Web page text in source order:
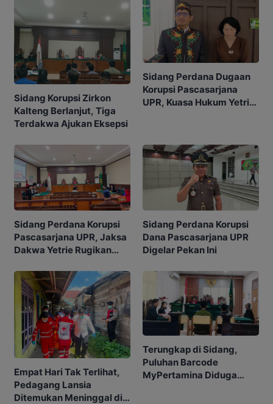
Sidang Korupsi Zirkon
Kalteng Berlanjut, Tiga
Terdakwa Ajukan Eksepsi
Sidang Perdana Dugaan
Korupsi Pascasarjana
UPR, Kuasa Hukum Yetrie
Sidang Perdana Korupsi
Pascasarjana UPR, Jaksa
Dakwa Yetrie Rugikan
Sidang Perdana Korupsi
Dana Pascasarjana UPR
Digelar Pekan Ini
Empat Hari Tak Terlihat,
Pedagang Lansia
Ditemukan Meninggal di
Terungkap di Sidang,
Puluhan Barcode
MyPertamina Diduga